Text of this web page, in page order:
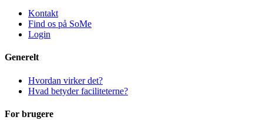
Kontakt
Find os på SoMe
Login
Generelt
Hvordan virker det?
Hvad betyder faciliteterne?
For brugere